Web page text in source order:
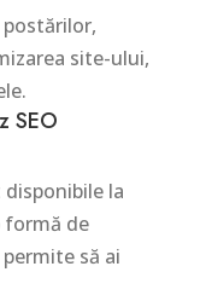
site-ului,
SEO
la
formă de
să ai